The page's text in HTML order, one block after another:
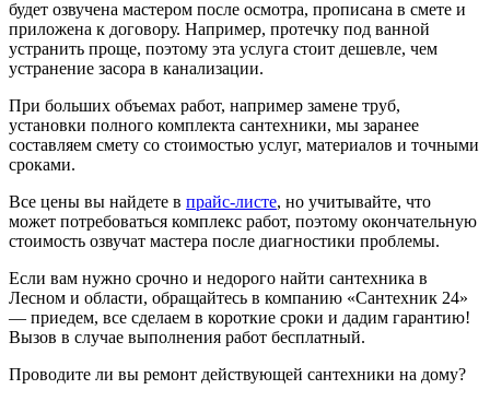
будет озвучена мастером после осмотра, прописана в смете и
приложена к договору. Например, протечку под ванной
устранить проще, поэтому эта услуга стоит дешевле, чем
устранение засора в канализации.
При больших объемах работ, например замене труб,
установки полного комплекта сантехники, мы заранее
составляем смету со стоимостью услуг, материалов и точными
сроками.
Все цены вы найдете в прайс-листе, но учитывайте, что
может потребоваться комплекс работ, поэтому окончательную
стоимость озвучат мастера после диагностики проблемы.
Если вам нужно срочно и недорого найти сантехника в
Лесном и области, обращайтесь в компанию «Сантехник 24»
— приедем, все сделаем в короткие сроки и дадим гарантию!
Вызов в случае выполнения работ бесплатный.
Проводите ли вы ремонт действующей сантехники на дому?